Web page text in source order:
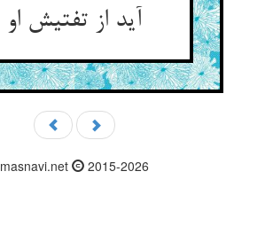
آید از تفتیش او
masnavi.net 2015-2026